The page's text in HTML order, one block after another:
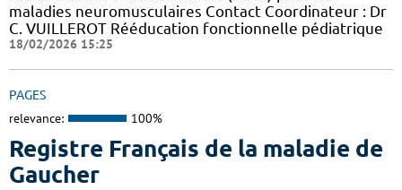
maladies neuromusculaires Contact Coordinateur : Dr
C. VUILLEROT Rééducation fonctionnelle pédiatrique
18/02/2026 15:25
PAGES
relevance: 100%
Registre Français de la maladie de
Gaucher